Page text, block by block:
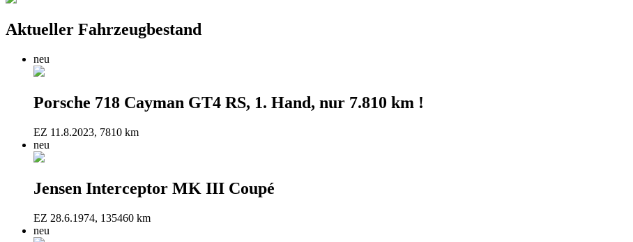
Aktueller Fahrzeugbestand
neu
Porsche 718 Cayman GT4 RS, 1. Hand, nur 7.810 km !
EZ 11.8.2023, 7810 km
neu
Jensen Interceptor MK III Coupé
EZ 28.6.1974, 135460 km
neu